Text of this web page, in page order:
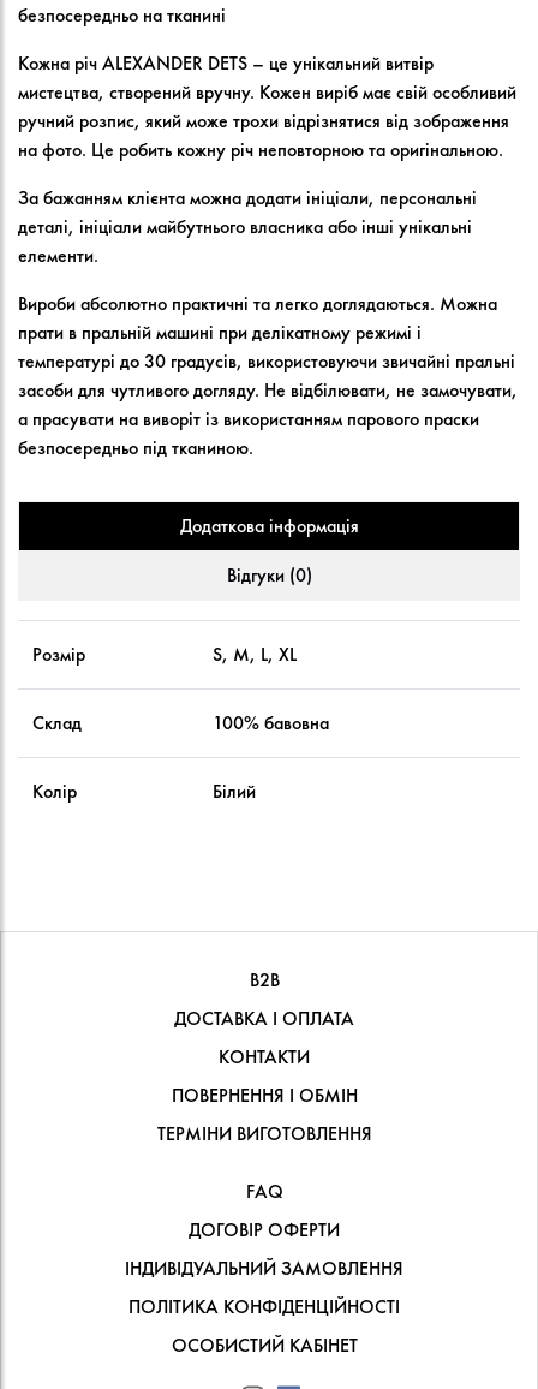
безпосередньо на тканині
Кожна річ ALEXANDER DETS – це унікальний витвір
мистецтва, створений вручну. Кожен виріб має свій особливий
ручний розпис, який може трохи відрізнятися від зображення
на фото. Це робить кожну річ неповторною та оригінальною.
За бажанням клієнта можна додати ініціали, персональні
деталі, ініціали майбутнього власника або інші унікальні
елементи.
Вироби абсолютно практичні та легко доглядаються. Можна
прати в пральній машині при делікатному режимі і
температурі до 30 градусів, використовуючи звичайні пральні
засоби для чутливого догляду. Не відбілювати, не замочувати,
а прасувати на виворіт із використанням парового праски
безпосередньо під тканиною.
Додаткова інформація
Відгуки (0)
Розмір S, M, L, XL
Склад 100% бавовна
Колір Білий
В2В
ДОСТАВКА І ОПЛАТА
КОНТАКТИ
ПОВЕРНЕННЯ І ОБМІН
ТЕРМІНИ ВИГОТОВЛЕННЯ
FAQ
ДОГОВІР ОФЕРТИ
ІНДИВІДУАЛЬНИЙ ЗАМОВЛЕННЯ
ПОЛІТИКА КОНФІДЕНЦІЙНОСТІ
ОСОБИСТИЙ КАБІНЕТ